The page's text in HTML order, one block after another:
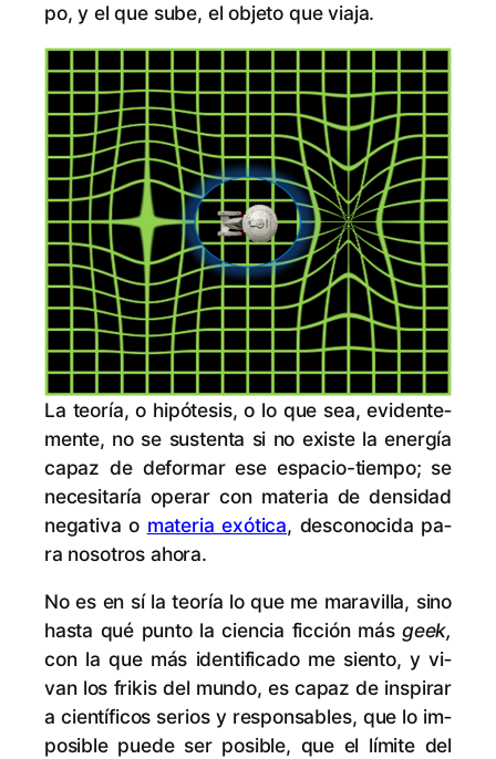
po, y el que sube, el ob­je­to que viaja.
La teo­ría, o hi­pó­te­sis, o lo que sea, evi­den­te­
men­te, no se sus­ten­ta si no exis­te la ener­gía
ca­paz de de­for­mar ese es­pa­cio-tiem­po; se
ne­ce­si­ta­ría ope­rar con ma­te­ria de den­si­dad
ne­ga­ti­va o ma­te­ria exó­ti­ca, des­co­no­ci­da pa­
ra no­so­tros ahora.
No es en sí la teo­ría lo que me ma­ra­vi­lla, sino
has­ta qué pun­to la cien­cia fic­ción más geek,
con la que más iden­ti­fi­ca­do me sien­to, y vi­
van los fri­kis del mun­do, es ca­paz de ins­pi­rar
a cien­tí­fi­cos se­rios y res­pon­sa­bles, que lo im­
po­si­ble pue­de ser po­si­ble, que el lí­mi­te del